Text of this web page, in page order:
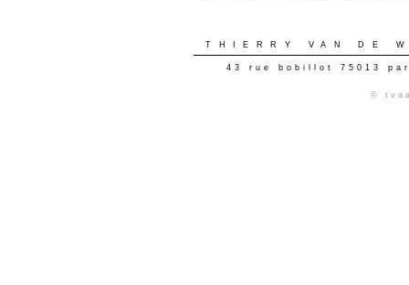
THIERRY VAN DE
43 rue bobillot 75013
©